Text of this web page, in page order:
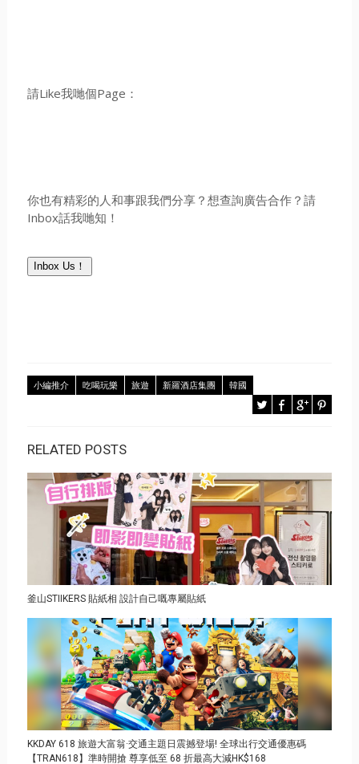
請Like我哋個Page：
你也有精彩的人和事跟我們分享？想查詢廣告合作？請
Inbox話我哋知！
Inbox Us！
小編推介 吃喝玩樂 旅遊 新羅酒店集團 韓國
RELATED POSTS
釜山STIIKERS 貼紙相 設計自己嘅專屬貼紙
KKDAY 618 旅遊大富翁·交通主題日震撼登場! 全球出行交通優惠碼
【TRAN618】準時開搶 尊享低至 68 折最高大減HK$168